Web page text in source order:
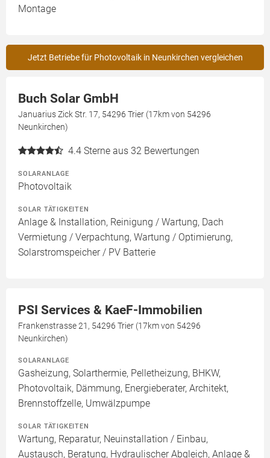
Montage
Jetzt Betriebe für Photovoltaik in Neunkirchen vergleichen
Buch Solar GmbH
Januarius Zick Str. 17, 54296 Trier (17km von 54296
Neunkirchen)
4.4 Sterne aus 32 Bewertungen
SOLARANLAGE
Photovoltaik
SOLAR TÄTIGKEITEN
Anlage & Installation, Reinigung / Wartung, Dach
Vermietung / Verpachtung, Wartung / Optimierung,
Solarstromspeicher / PV Batterie
PSI Services & KaeF-Immobilien
Frankenstrasse 21, 54296 Trier (17km von 54296
Neunkirchen)
SOLARANLAGE
Gasheizung, Solarthermie, Pelletheizung, BHKW,
Photovoltaik, Dämmung, Energieberater, Architekt,
Brennstoffzelle, Umwälzpumpe
SOLAR TÄTIGKEITEN
Wartung, Reparatur, Neuinstallation / Einbau,
Austausch, Beratung, Hydraulischer Abgleich, Anlage &